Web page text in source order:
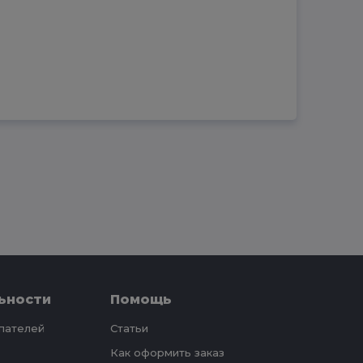
Помощь
Статьи
Как оформить заказ